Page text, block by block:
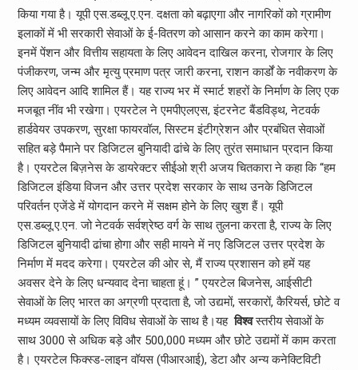
किया गया है। यूपी एस.डब्लू.ए.एन. दक्षता को बढ़ाएगा और नागरिकों को ग्रामीण
इलाकों में भी सरकारी सेवाओं के ई-वितरण को आसान करने का काम करेगा।
इनमें पेंशन और वित्तीय सहायता के लिए आवेदन दाखिल करना, रोजगार के लिए
पंजीकरण, जन्म और मृत्यु प्रमाण पत्र जारी करना, राशन कार्डों के नवीकरण के
लिए आवेदन आदि शामिल हैं। यह राज्य भर में स्मार्ट शहरों के निर्माण के लिए एक
मजबूत नींव भी रखेगा। एयरटेल ने एमपीएलएस, इंटरनेट बैंडविड्थ, नेटवर्क
हार्डवेयर उपकरण, सुरक्षा फायरवॉल, सिस्टम इंटीग्रेशन और प्रबंधित सेवाओं
सहित बड़े पैमाने पर डिजिटल बुनियादी ढांचे के लिए तुरंत समाधान प्रदान किया
है। एयरटेल बिज़नेस के डायरेक्टर सीईओ श्री अजय चितकारा ने कहा कि “हम
डिजिटल इंडिया विजन और उत्तर प्रदेश सरकार के साथ उनके डिजिटल
परिवर्तन एजेंडे में योगदान करने में सक्षम होने के लिए खुश हैं। यूपी
एस.डब्लू.ए.एन. जो नेटवर्क सर्वश्रेष्ठ वर्ग के साथ तुलना करता है, राज्य के लिए
डिजिटल बुनियादी ढांचा होगा और सही मायने में नए डिजिटल उत्तर प्रदेश के
निर्माण में मदद करेगा। एयरटेल की ओर से, मैं राज्य प्रशासन को हमें यह
अवसर देने के लिए धन्यवाद देना चाहता हूं। ” एयरटेल बिजनेस, आईसीटी
सेवाओं के लिए भारत का अग्रणी प्रदाता है, जो उद्यमों, सरकारों, कैरियर्स, छोटे व
मध्यम व्यवसायों के लिए विविध सेवाओं के साथ है।यहविश्वस्तरीय सेवाओं के
साथ 3000 से अधिक बड़े और 500,000 मध्यम और छोटे उद्यमों में काम करता
है। एयरटेल फिक्स्ड-लाइन वॉयस (पीआरआई), डेटा और अन्य कनेक्टिविटी